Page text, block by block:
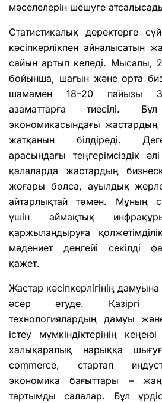
мәселелерін шешуге
Статистикалық деректерге
кәсіпкерлікпен айналысатын
сайын артып келеді. Мысалы,
бойынша, шағын және орта
шамамен 18–20 пайызы
азаматтарға тиесілі.
экономикасындағы
жатқанын білдіреді.
арасындағы теңгерімсіздік
қалаларда жастардың
жоғары болса, ауылдық
айтарлықтай төмен. Мұның
үшін аймақтық
қаржыландыруға
мәдениет деңгейі секілді
қажет.
Жастар кәсіпкерлігінің
әсер етуде. Қазіргі
технологиялардың дамуы
істеу мүмкіндіктерінің
халықаралық нарыққа
commerce, стартап
экономика бағыттары –
тартымды салалар. Бұл